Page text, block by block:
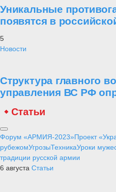
Уникальные
появятся в
5
Новости
Структура главного
управления ВС РФ
Статьи
Форум «АРМИЯ-2023»Проект
рубежомУгрозыТехникаУроки
традиции русской армии
6 августа Статьи